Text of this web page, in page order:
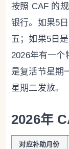
按照 CAF 的
银行。如果5
五；如果5日
2026年有一个
是复活节星期
星期二发放。
2026年
对应补助月份